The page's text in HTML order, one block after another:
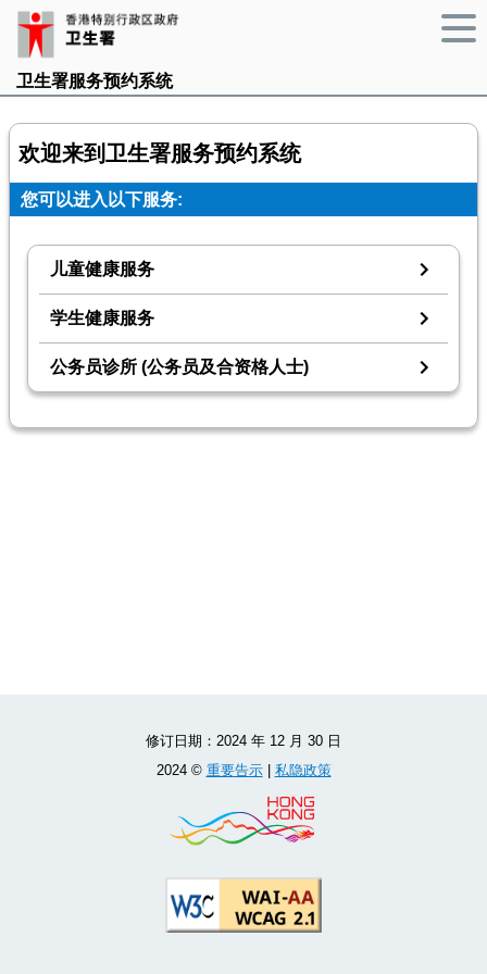
卫生署服务预约系统
欢迎来到卫生署服务预约系统
您可以进入以下服务:
儿童健康服务
学生健康服务
公务员诊所 (公务员及合资格人士)
修订日期： 2024 年 12 月 30 日
2024 © 重要告示| 私隐政策